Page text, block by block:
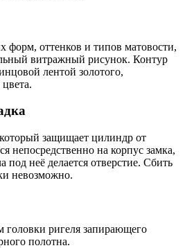
форм, оттенков и типов матовости,
витражный рисунок. Контур
лентой золотого,
защищает цилиндр от
непосредственно на корпус замка,
под неё делается отверстие. Сбить
невозможно.
головки ригеля запирающего
полотна.